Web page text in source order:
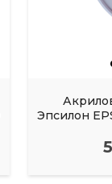
Эпсилон